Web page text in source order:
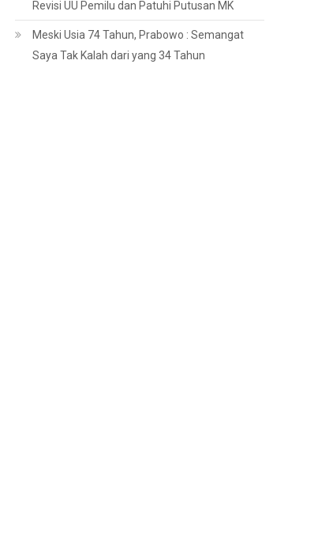
Revisi UU Pemilu dan Patuhi Putusan MK
Meski Usia 74 Tahun, Prabowo : Semangat
Saya Tak Kalah dari yang 34 Tahun